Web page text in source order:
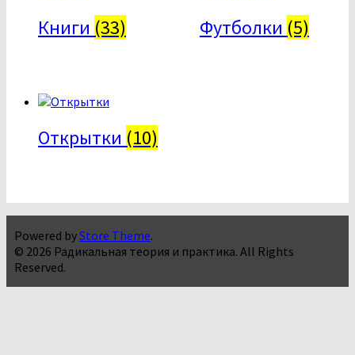
Книги (33) Футболки (5)
Открытки (10)
Powered byStore Theme.
© 2026 Радикальная теория и практика. All Rights
Reserved.